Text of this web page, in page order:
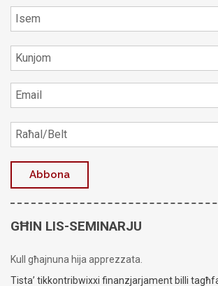
GĦIN LIS-SEMINARJU
Kull għajnuna hija apprezzata.
Tista’ tikkontribwixxi finanzjarjament billi